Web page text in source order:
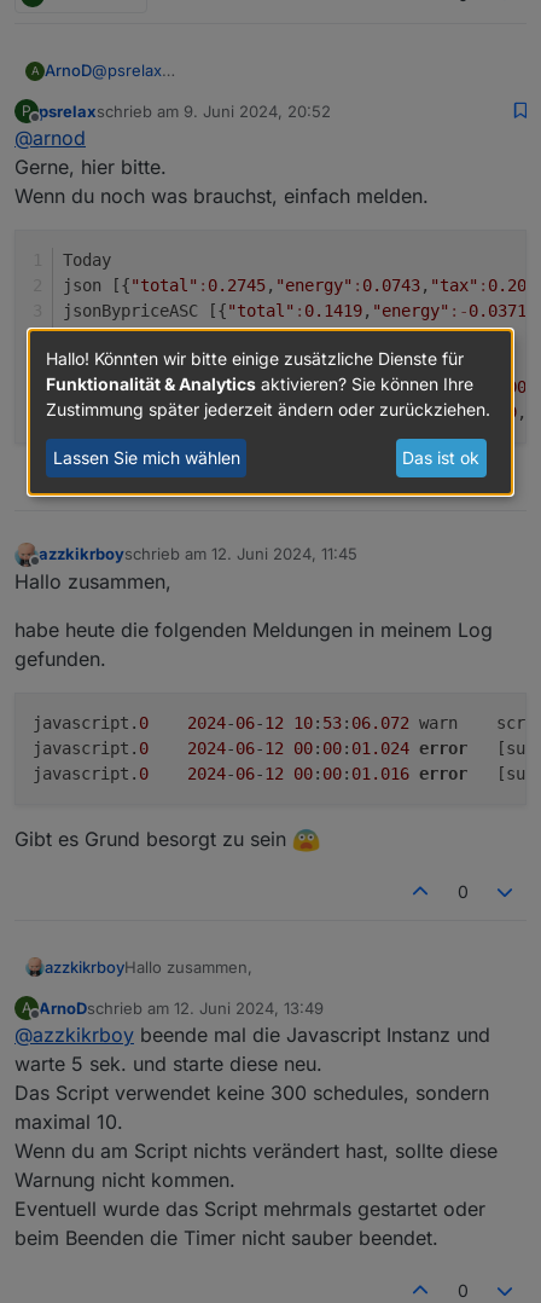
A ArnoD@psrelax
aktuellen Preisverlauf von Tibber ?
leider werden die Werte bei mir von Tibber ohne
gültigen Vertrag nicht übermittelt.
P
Offline
psrelaxschrieb am 9. Juni 2024, 20:52
zuletzt editiert von
@arnod
Gerne, hier bitte.
Wenn du noch was brauchst, einfach melden.
Today
json [{"total" : 0.2745, "energy" : 0.0743, "tax" :
jsonBypriceASC [{"total" : 0.1419, "energy" :-0.0371
Tomorrow
json [{"total":0.2741,"energy" :0.074,"tax": 0.2001
jsonBypriceASC [{"total":0.2645,"energy":0.0659,
1
Offline
azzkikrboyschrieb am 12. Juni 2024, 11:45
zuletzt editiert von
Hallo zusammen,
habe heute die folgenden Meldungen in meinem Log
gefunden.
javascript. 0 2024-06-12 10: 53: 06.072
javascript. 0 2024-06-12 00: 00: 01.024 error
javascript. 0 2024-06-12 00: 00: 01.016 error
Gibt es Grund besorgt zu sein
0
azzkikrboyHallo zusammen,
habe heute die folgenden Meldungen in meinem
Log gefunden.
javascript.0	2024-06-12 10:53:06.072
javascript.0	2024-06-12 00:00:01.024
Gibt es Grund besorgt zu sein
A
Offline
ArnoDschrieb am 12. Juni 2024, 13:49
zuletzt editiert von
@azzkikrboy beende mal die Javascript Instanz und
warte 5 sek. und starte diese neu.
Das Script verwendet keine 300 schedules, sondern
maximal 10.
Wenn du am Script nichts verändert hast, sollte diese
Warnung nicht kommen.
Eventuell wurde das Script mehrmals gestartet oder
beim Beenden die Timer nicht sauber beendet.
0
Hallo! Könnten wir bitte einige zusätzliche Dienste für
Funktionalität & Analytics aktivieren? Sie können Ihre
Zustimmung später jederzeit ändern oder zurückziehen.
Lassen Sie mich wählen Das ist ok